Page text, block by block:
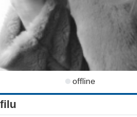
offline